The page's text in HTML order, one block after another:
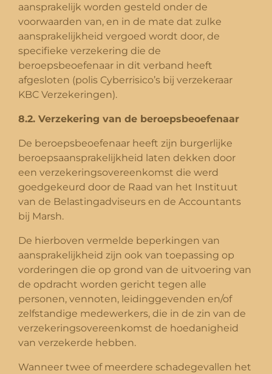
aansprakelijk worden gesteld onder de
voorwaarden van, en in de mate dat zulke
aansprakelijkheid vergoed wordt door, de
specifieke verzekering die de
beroepsbeoefenaar in dit verband heeft
afgesloten (polis Cyberrisico’s bij verzekeraar
KBC Verzekeringen).
8.2. Verzekering van de beroepsbeoefenaar
De beroepsbeoefenaar heeft zijn burgerlijke
beroepsaansprakelijkheid laten dekken door
een verzekeringsovereenkomst die werd
goedgekeurd door de Raad van het Instituut
van de Belastingadviseurs en de Accountants
bij Marsh.
De hierboven vermelde beperkingen van
aansprakelijkheid zijn ook van toepassing op
vorderingen die op grond van de uitvoering van
de opdracht worden gericht tegen alle
personen, vennoten, leidinggevenden en/of
zelfstandige medewerkers, die in de zin van de
verzekeringsovereenkomst de hoedanigheid
van verzekerde hebben.
Wanneer twee of meerdere schadegevallen het